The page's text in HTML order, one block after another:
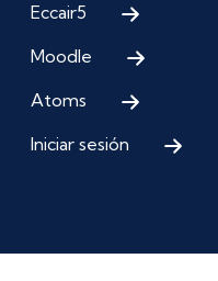
Eccair5
Moodle
Atoms
Iniciar sesión